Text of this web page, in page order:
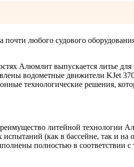
любого судового
Алюмлит выпускается литье для
водометные движители KJet
технологические решения,
литейной технологии
(как в бассейне, так и на
полностью в соответствии с